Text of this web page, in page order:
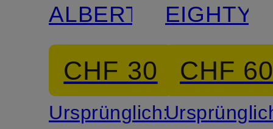
ALBERT
CHF 30
Ursprünglich:
EIGHTY
CHF